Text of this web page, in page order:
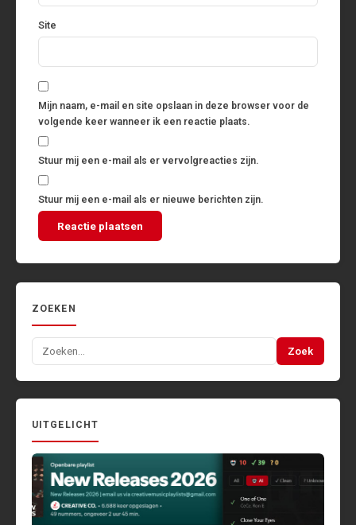
Site
Mijn naam, e-mail en site opslaan in deze browser voor de
volgende keer wanneer ik een reactie plaats.
Stuur mij een e-mail als er vervolgreacties zijn.
Stuur mij een e-mail als er nieuwe berichten zijn.
ZOEKEN
Zoeken
naar:
Zoek
UITGELICHT